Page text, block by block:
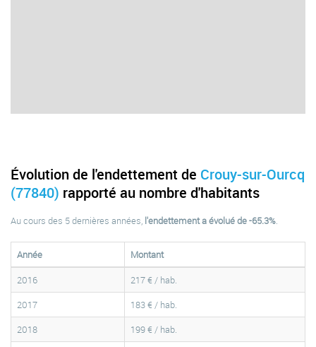
Évolution de l'endettement de Crouy-sur-Ourcq
(77840) rapporté au nombre d'habitants
Au cours des 5 dernières années, l'endettement a évolué de -65.3%.
Année
Montant
2016
217 € / hab.
2017
183 € / hab.
2018
199 € / hab.